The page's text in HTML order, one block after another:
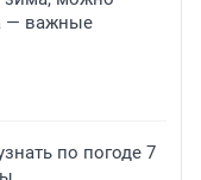
— важные
по погоде 7